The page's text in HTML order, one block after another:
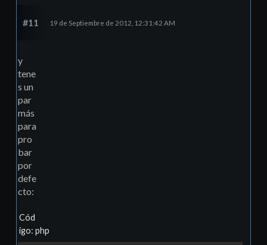
#11 19 de Septiembre de 2012, 12:31:42 AM
y
tene
s un
par
más
para
pro
bar
por
defe
cto:
Cód
igo: php